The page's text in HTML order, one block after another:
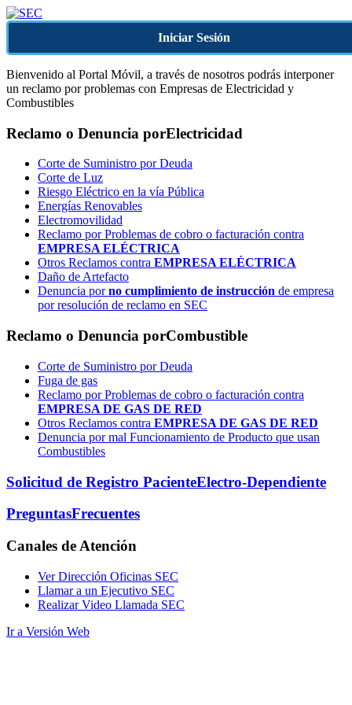
Iniciar Sesión
Bienvenido al Portal Móvil, a través de nosotros podrás interponer
un reclamo por problemas con Empresas de Electricidad y
Combustibles
Reclamo o Denuncia porElectricidad
Corte de Suministro por Deuda
Corte de Luz
Riesgo Eléctrico en la vía Pública
Energías Renovables
Electromovilidad
Reclamo por Problemas de cobro o facturación contra
EMPRESA ELÉCTRICA
Otros Reclamos contra EMPRESA ELÉCTRICA
Daño de Artefacto
Denuncia porno cumplimiento de instrucción de empresa
por resolución de reclamo en SEC
Reclamo o Denuncia porCombustible
Corte de Suministro por Deuda
Fuga de gas
Reclamo por Problemas de cobro o facturación contra
EMPRESA DE GAS DE RED
Otros Reclamos contra EMPRESA DE GAS DE RED
Denuncia por mal Funcionamiento de Producto que usan
Combustibles
Solicitud de Registro PacienteElectro-Dependiente
PreguntasFrecuentes
Canales de Atención
Ver Dirección Oficinas SEC
Llamar a un Ejecutivo SEC
Realizar Video Llamada SEC
Ir a Versión Web